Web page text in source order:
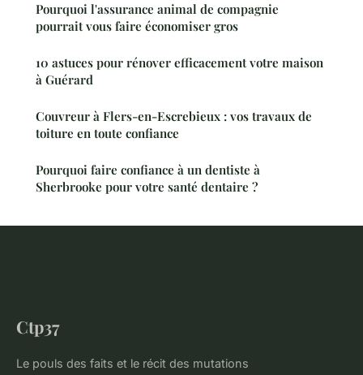
Pourquoi l'assurance animal de compagnie
pourrait vous faire économiser gros
10 astuces pour rénover efficacement votre maison
à Guérard
Couvreur à Flers-en-Escrebieux : vos travaux de
toiture en toute confiance
Pourquoi faire confiance à un dentiste à
Sherbrooke pour votre santé dentaire ?
Ctp37
Le pouls des faits et le récit des mutations